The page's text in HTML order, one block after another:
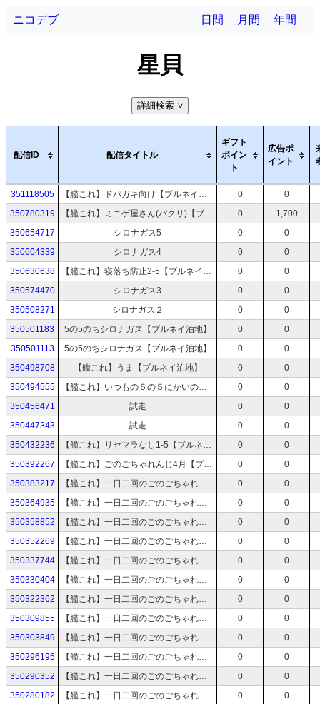
ニコデブ 日間 月間 年間
星貝
詳細検索 >
配信ID 配信タイトル
ギフト
ポイン
ト
広告ポ
イント
351118505 【艦これ】ドパガキ向け【ブルネイ泊地】 0
0
350780319
【艦これ】ミニゲ屋さん(パクリ)【ブルネイ泊地】 0
1,700
350654717
シロナガス5 0
0
350604339
シロナガス4 0
0
350630638
【艦これ】寝落ち防止2-5【ブルネイ泊地】 0
0
350574470
シロナガス3 0
0
350508271
シロナガス２ 0
0
350501183
5の5のちシロナガス【ブルネイ泊地】 0
0
350501113
5の5のちシロナガス【ブルネイ泊地】 0
0
350498708
【艦これ】うま【ブルネイ泊地】 0
0
350494555
【艦これ】いつもの５の５にかいのやつ【ブルネイ泊地】 0
0
350456471
試走 0
0
350447343
試走 0
0
350432236
【艦これ】リセマラなし1-5【ブルネイ泊地】 0
0
350392267
【艦これ】ごのごちゃれんじ4月【ブルネイ泊地】 0
0
350383217
【艦これ】一日二回のごのごちゃれんじ4月Day21【ブルネイ泊地】 0
0
350364935
【艦これ】一日二回のごのごちゃれんじ4月Day20【ブルネイ泊地】 0
0
350358852
【艦これ】一日二回のごのごちゃれんじ4月Day19【ブルネイ泊地】 0
0
350352269
【艦これ】一日二回のごのごちゃれんじ4月Day18【ブルネイ泊地】 0
0
350337744
【艦これ】一日二回のごのごちゃれんじ4月Day17【ブルネイ泊地】 0
0
350330404
【艦これ】一日二回のごのごちゃれんじ4月Day16【ブルネイ泊地】 0
0
350322362
【艦これ】一日二回のごのごちゃれんじ4月Day15【ブルネイ泊地】 0
0
350309855
【艦これ】一日二回のごのごちゃれんじ4月Day13【ブルネイ泊地】 0
0
350303849
【艦これ】一日二回のごのごちゃれんじ4月Day12【ブルネイ泊地】 0
0
350296195
【艦これ】一日二回のごのごちゃれんじ4月Day10【ブルネイ泊地】 0
0
350290352
【艦これ】一日二回のごのごちゃれんじ4月Day09【ブルネイ泊地】 0
0
350280182
【艦これ】一日二回のごのごちゃれんじ4月Day09【ブルネイ泊地】 0
0